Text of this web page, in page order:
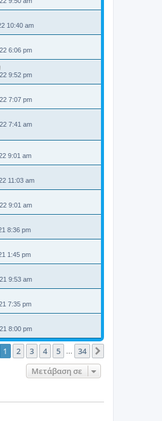
10:40 am
6:06 pm
9:52 pm
7:07 pm
7:41 am
9:01 am
11:03 am
9:01 am
8:36 pm
1:45 pm
9:53 am
7:35 pm
8:00 pm
1 από 34
1 2 3 4 5 34
Μετάβαση σε